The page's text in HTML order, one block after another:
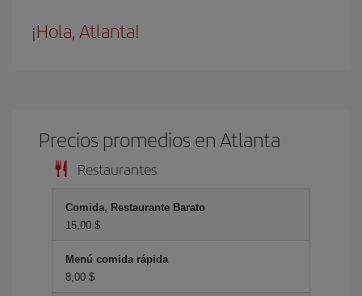
¡Hola, Atlanta!
Precios promedios en Atlanta
Restaurantes
Comida, Restaurante Barato
15,00 $
Menú comida rápida
8,00 $